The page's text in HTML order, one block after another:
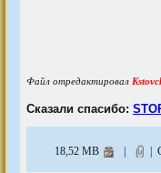
Файл отредактировал
Сказали спасибо:
18,52 MB |